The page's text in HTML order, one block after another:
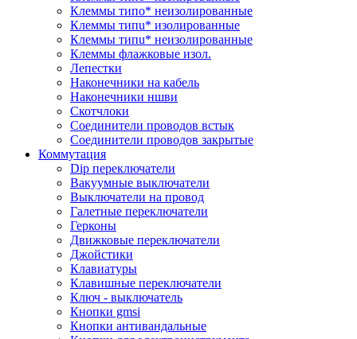
Клеммы типo* неизолированные
Клеммы типu* изолированные
Клеммы типu* неизолированные
Клеммы флажковые изол.
Лепестки
Наконечники на кабель
Наконечники ншви
Скотчлоки
Соединители проводов встык
Соединители проводов закрытые
Коммутация
Dip переключатели
Вакуумные выключатели
Выключатели на провод
Галетные переключатели
Герконы
Движковые переключатели
Джойстики
Клавиатуры
Клавишные переключатели
Ключ - выключатель
Кнопки gmsi
Кнопки антивандальные